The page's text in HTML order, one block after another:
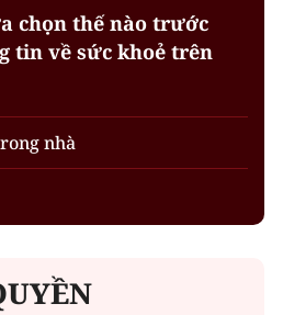
chọn thế nào trước
tin về sức khoẻ trên
nhà